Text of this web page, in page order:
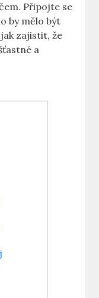
Připojte se
by mělo být
zajistit, že
a